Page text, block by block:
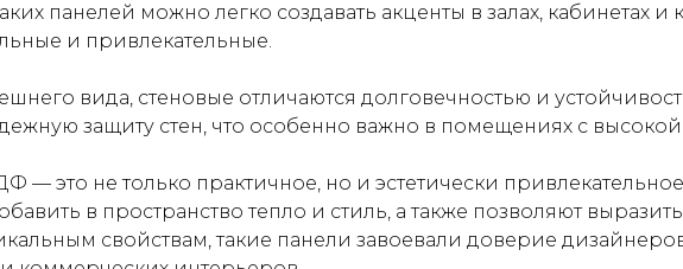
панелей можно легко создавать акценты в залах, кабинетах
и привлекательные.
вида, стеновые отличаются долговечностью и
защиту стен, что особенно важно в помещениях с
— это не только практичное, но и эстетически
в пространство тепло и стиль, а также позволяют
свойствам, такие панели завоевали доверие